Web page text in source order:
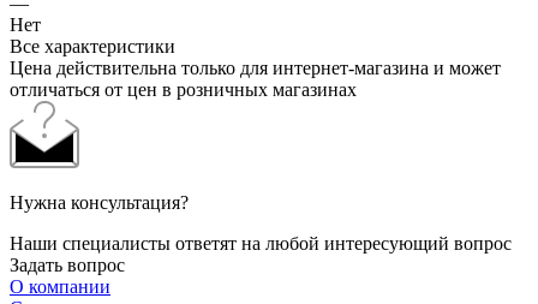
Нет
Все характеристики
Цена действительна только для интернет-магазина и может
отличаться от цен в розничных магазинах
Нужна консультация?
Наши специалисты ответят на любой интересующий вопрос
Задать вопрос
О компании